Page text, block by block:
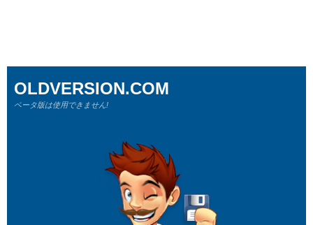
OLDVERSION.COM
ベータ版は使用できません!